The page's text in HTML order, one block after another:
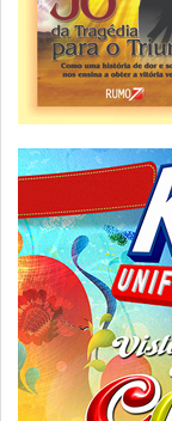
ver todas »